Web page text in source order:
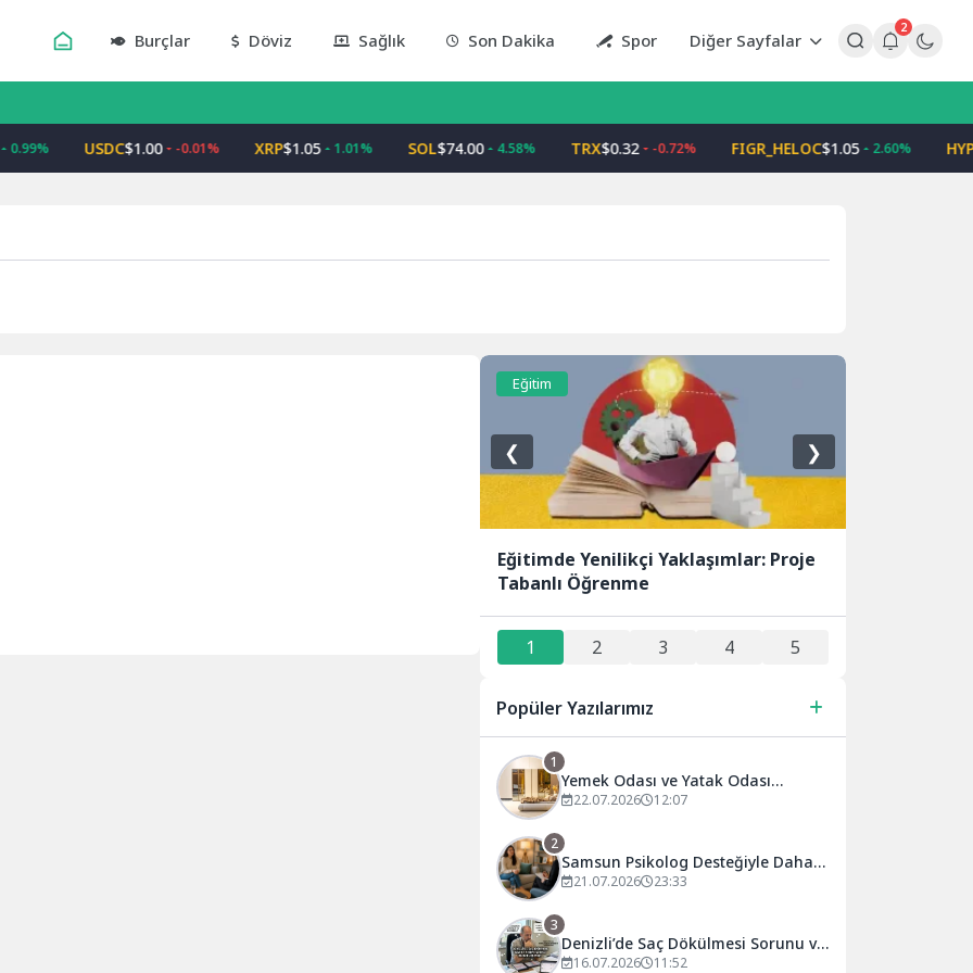
Burçlar Döviz Sağlık Son Dakika Spor Diğer Sayfalar
2
0.99% USDC$1.00 -0.01% XRP$1.05 1.01% SOL$74.00 4.58% TRX$0.32 -0.72% FIGR_HELOC$1.05 2.60% HYPE
Eğitim
Eğitimde Yenilikçi Yaklaşımlar: Proje
Tabanlı Öğrenme
❮ ❯
1 2 3 4 5
Popüler Yazılarımız
1
Yemek Odası ve Yatak Odası
Seçiminde Uzun Yıllar Memnun
22.07.2026 12:07
2
Samsun Psikolog Desteğiyle Daha
Dengeli Bir Yaşam: Atakum’da
21.07.2026 23:33
3
Denizli’de Saç Dökülmesi Sorunu ve
Uzmanların Önerileri
16.07.2026 11:52